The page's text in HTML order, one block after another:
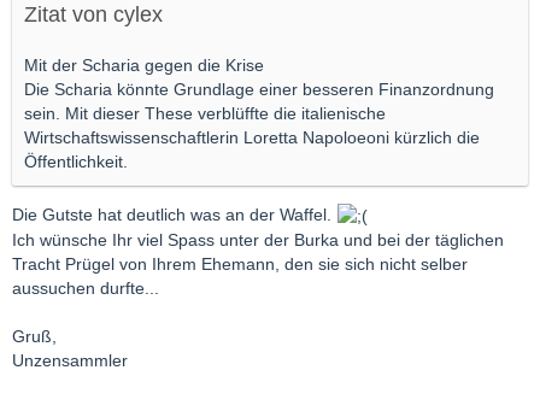
Zitat von cylex
Mit der Scharia gegen die Krise
Die Scharia könnte Grundlage einer besseren Finanzordnung
sein. Mit dieser These verblüffte die italienische
Wirtschaftswissenschaftlerin Loretta Napoloeoni kürzlich die
Öffentlichkeit.
Die Gutste hat deutlich was an der Waffel.
Ich wünsche Ihr viel Spass unter der Burka und bei der täglichen
Tracht Prügel von Ihrem Ehemann, den sie sich nicht selber
aussuchen durfte...
Gruß,
Unzensammler